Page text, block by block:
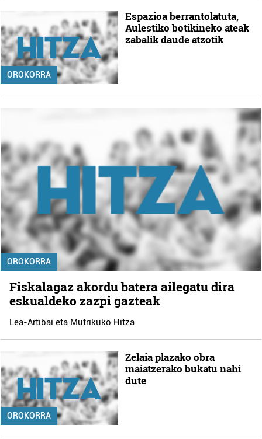
OROKORRA
Espazioa berrantolatuta,
Aulestiko botikineko ateak
zabalik daude atzotik
OROKORRA
Fiskalagaz akordu batera ailegatu dira
eskualdeko zazpi gazteak
Lea-Artibai eta Mutrikuko Hitza
OROKORRA
Zelaia plazako obra
maiatzerako bukatu nahi
dute